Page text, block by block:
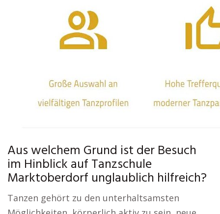
Aus welchem Grund ist der Besuch
im Hinblick auf Tanzschule
Marktoberdorf unglaublich hilfreich?
Tanzen gehört zu den unterhaltsamsten